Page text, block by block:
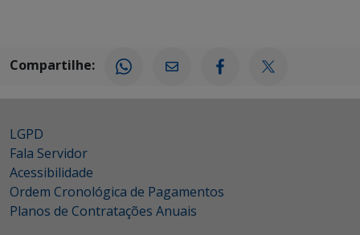
Compartilhe:
LGPD
Fala Servidor
Acessibilidade
Ordem Cronológica de Pagamentos
Planos de Contratações Anuais